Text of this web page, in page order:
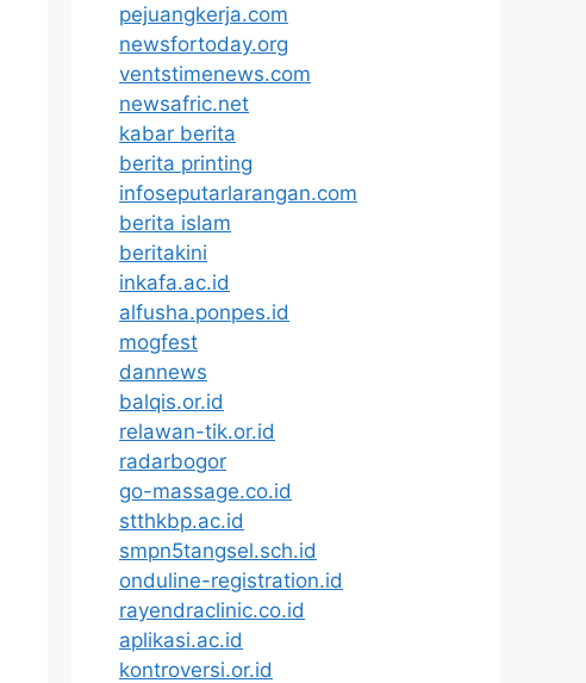
pejuangkerja.com
newsfortoday.org
ventstimenews.com
newsafric.net
kabar berita
berita printing
infoseputarlarangan.com
berita islam
beritakini
inkafa.ac.id
alfusha.ponpes.id
mogfest
dannews
balqis.or.id
relawan-tik.or.id
radarbogor
go-massage.co.id
stthkbp.ac.id
smpn5tangsel.sch.id
onduline-registration.id
rayendraclinic.co.id
aplikasi.ac.id
kontroversi.or.id